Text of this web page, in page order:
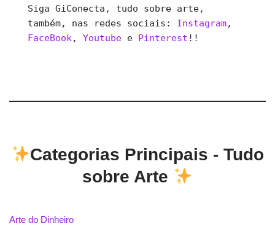
Siga GiConecta, tudo sobre arte,
também, nas redes sociais: Instagram
FaceBook, Youtube e Pinterest !!
Categorias Principais - Tudo
sobre Arte
Arte do Dinheiro